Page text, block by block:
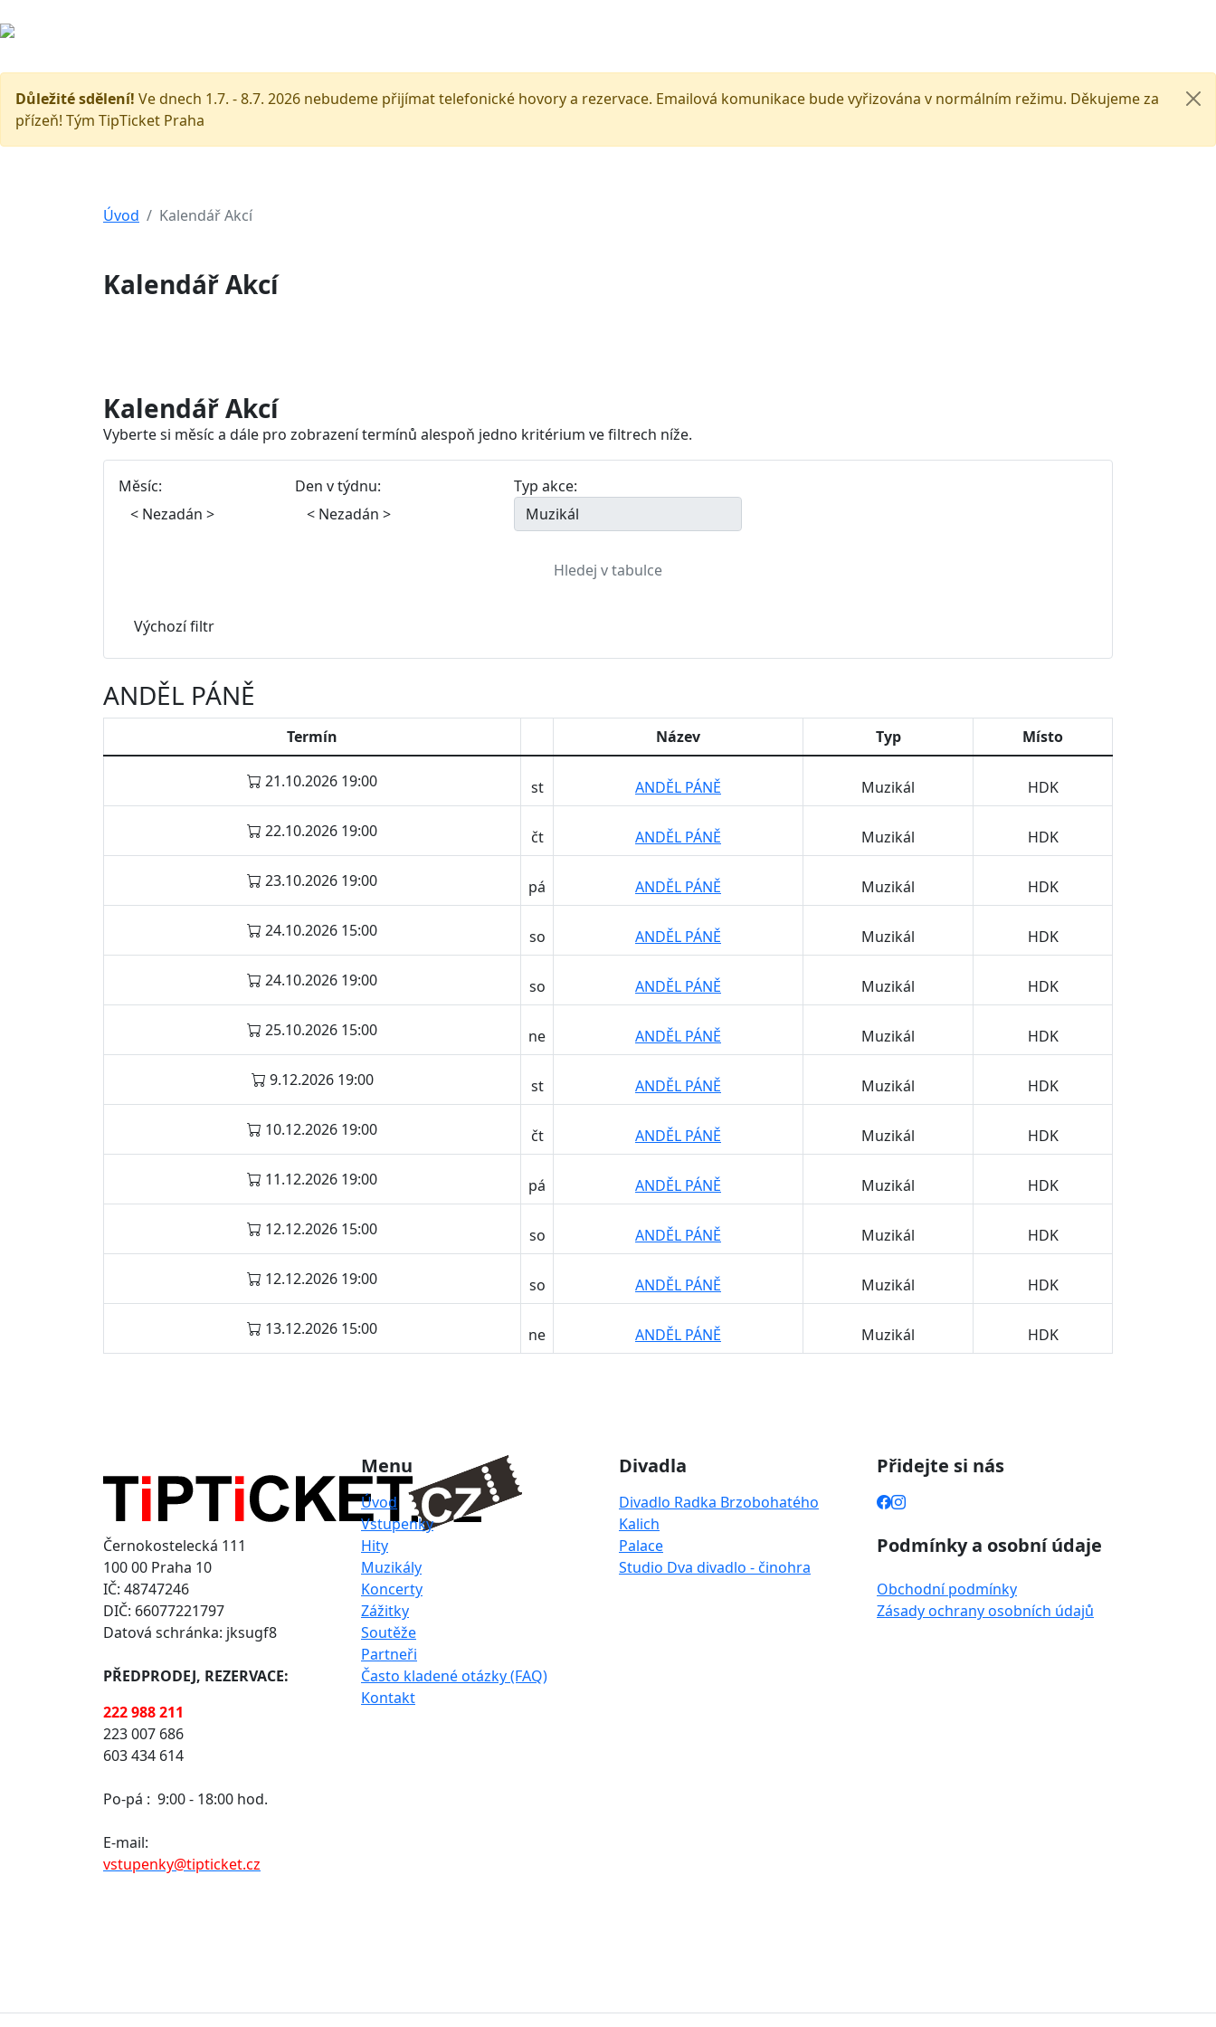
Důležité sdělení! Ve dnech 1.7. - 8.7. 2026 nebudeme přijímat telefonické hovory a rezervace. Emailová komunikace bude vyřizována v normálním režimu. Děkujeme za
přízeň! Tým TipTicket Praha
Úvod Kalendář Akcí
Kalendář Akcí
Kalendář Akcí
Vyberte si měsíc a dále pro zobrazení termínů alespoň jedno kritérium ve filtrech níže.
Měsíc: Den v týdnu: Typ akce:
Výchozí filtr
ANDĚL PÁNĚ
Termín Název Typ Místo
21.10.2026 19:00 st ANDĚL PÁNĚ Muzikál HDK
22.10.2026 19:00 čt ANDĚL PÁNĚ Muzikál HDK
23.10.2026 19:00 pá ANDĚL PÁNĚ Muzikál HDK
24.10.2026 15:00 so ANDĚL PÁNĚ Muzikál HDK
24.10.2026 19:00 so ANDĚL PÁNĚ Muzikál HDK
25.10.2026 15:00 ne ANDĚL PÁNĚ Muzikál HDK
9.12.2026 19:00 st ANDĚL PÁNĚ Muzikál HDK
10.12.2026 19:00 čt ANDĚL PÁNĚ Muzikál HDK
11.12.2026 19:00 pá ANDĚL PÁNĚ Muzikál HDK
12.12.2026 15:00 so ANDĚL PÁNĚ Muzikál HDK
12.12.2026 19:00 so ANDĚL PÁNĚ Muzikál HDK
13.12.2026 15:00 ne ANDĚL PÁNĚ Muzikál HDK
Černokostelecká 111
100 00 Praha 10
IČ: 48747246
DIČ: 66077221797
Datová schránka: jksugf8
PŘEDPRODEJ, REZERVACE:
222 988 211
223 007 686
603 434 614
Po-pá : 9:00 - 18:00 hod.
E-mail:
vstupenky@tipticket.cz
Menu
Úvod
Vstupenky
Hity
Muzikály
Koncerty
Zážitky
Soutěže
Partneři
Často kladené otázky (FAQ)
Kontakt
Divadla
Divadlo Radka Brzobohatého
Kalich
Palace
Studio Dva divadlo - činohra
Přidejte si nás
Podmínky a osobní údaje
Obchodní podmínky
Zásady ochrany osobních údajů